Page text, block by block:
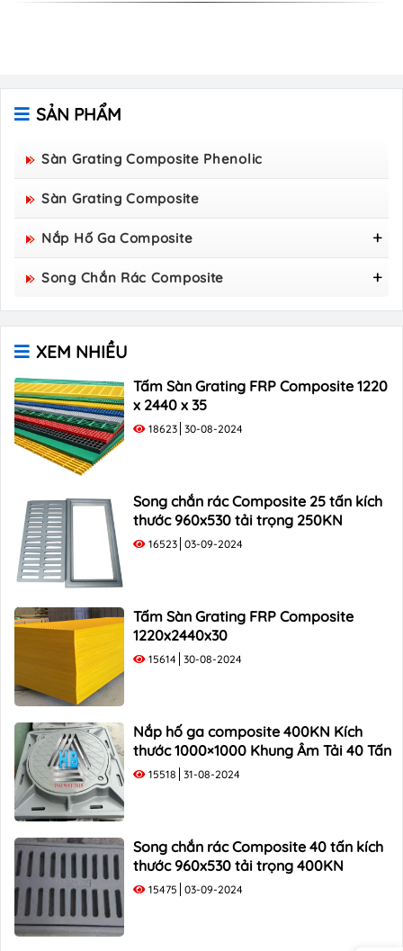
SẢN PHẨM
Sàn Grating Composite Phenolic
Sàn Grating Composite
Nắp Hố Ga Composite
Nắp Hố Ga Composite 800x800
Nắp Hố Ga Composite 850×850
Nắp Hố Ga Composite 900×900
Nắp Hố Ga Composite 1000x1000
Song Chắn Rác Composite
Song Chắn Rác Composite 960x530
Song Chắn Rác Composite 1000x300
Song Chắn Rác Composite 1000×400
Song Chắn Rác Composite 1000×500
XEM NHIỀU
Tấm Sàn Grating FRP Composite 1220
x 2440 x 35
18623 30-08-2024
Song chắn rác Composite 25 tấn kích
thước 960x530 tải trọng 250KN
16523 03-09-2024
Tấm Sàn Grating FRP Composite
1220x2440x30
15614 30-08-2024
Nắp hố ga composite 400KN Kích
thước 1000×1000 Khung Âm Tải 40 Tấn
15518 31-08-2024
Song chắn rác Composite 40 tấn kích
thước 960x530 tải trọng 400KN
15475 03-09-2024